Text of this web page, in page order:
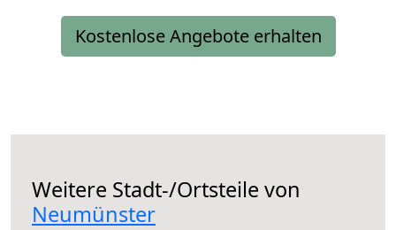
Kostenlose Angebote erhalten
Weitere Stadt-/Ortsteile von
Neumünster